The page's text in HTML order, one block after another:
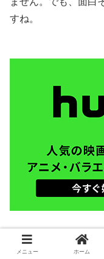
すね。
以上TONELIKOでし
メニュー ホーム